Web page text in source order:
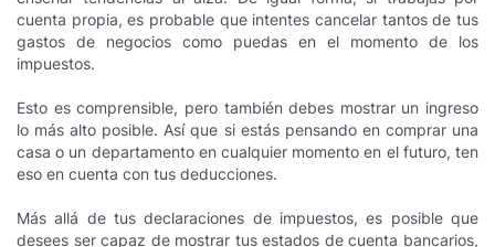
cuenta propia, es probable que intentes cancelar tantos de tus
gastos de negocios como puedas en el momento de los
impuestos.
Esto es comprensible, pero también debes mostrar un ingreso
lo más alto posible. Así que si estás pensando en comprar una
casa o un departamento en cualquier momento en el futuro, ten
eso en cuenta con tus deducciones.
Más allá de tus declaraciones de impuestos, es posible que
desees ser capaz de mostrar tus estados de cuenta bancarios,